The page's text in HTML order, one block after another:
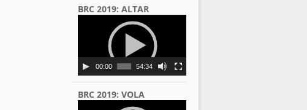
BRC 2019: ALTAR
00:00 54:34
BRC 2019: VOLA